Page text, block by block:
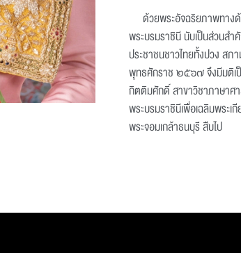
ด้วยพระอัจฉริยภาพทาง
พระบรมราชินี นับเป็นส่วนสำ
ประชาชนชาวไทยทั้งปวง สภ
พุทธศักราช ๒๕๖๗ จึงมีมติเ
กิตติมศักดิ์ สาขาวิชาภาษาศ
พระบรมราชินีเพื่อเฉลิมพระเ
พระจอมเกล้าธนบุรี สืบไป